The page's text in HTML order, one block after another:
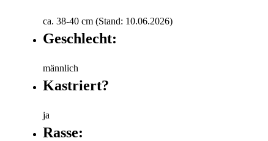
ca. 38-40 cm (Stand: 10.06.2026)
Geschlecht:
männlich
Kastriert?
ja
Rasse: